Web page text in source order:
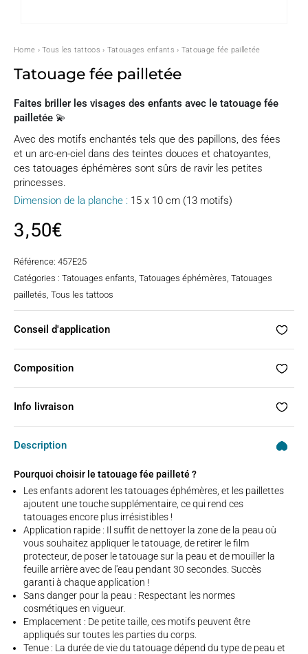
Home ›Tous les tattoos › Tatouages enfants › Tatouage fée pailletée
Tatouage fée pailletée
Faites briller les visages des enfants avec le tatouage fée
pailletée 💫
Avec des motifs enchantés tels que des papillons, des fées
et un arc-en-ciel dans des teintes douces et chatoyantes,
ces tatouages éphémères sont sûrs de ravir les petites
princesses.
Dimension de la planche : 15 x 10 cm (13 motifs)
3,50€
Référence: 457E25
Catégories : Tatouages enfants, Tatouages éphémères, Tatouages
pailletés, Tous les tattoos
Conseil d'application
Composition
Info livraison
Description
Pourquoi choisir le tatouage fée pailleté ?
Les enfants adorent les tatouages éphémères, et les paillettes
ajoutent une touche supplémentaire, ce qui rend ces
tatouages encore plus irrésistibles !
Application rapide : Il suffit de nettoyer la zone de la peau où
vous souhaitez appliquer le tatouage, de retirer le film
protecteur, de poser le tatouage sur la peau et de mouiller la
feuille arrière avec de l'eau pendant 30 secondes. Succès
garanti à chaque application !
Sans danger pour la peau : Respectant les normes
cosmétiques en vigueur.
Emplacement : De petite taille, ces motifs peuvent être
appliqués sur toutes les parties du corps.
Tenue : La durée de vie du tatouage dépend du type de peau et